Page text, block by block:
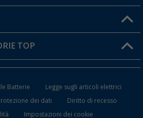
TOP
Batterie
Legge sugli articoli elettrici
dei dati
Diritto di recesso
Impostazioni dei cookie